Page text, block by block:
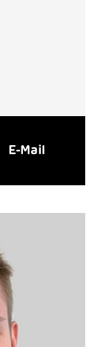
E-Mail